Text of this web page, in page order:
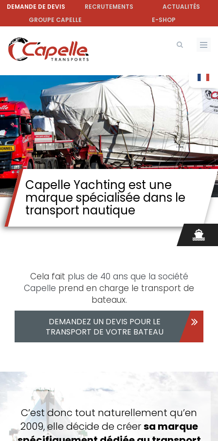
Aller
contenu
principal
DEMANDE DE DEVIS RECRUTEMENTS
ACTUALITÉS
GROUPE CAPELLE
E-SHOP
Capelle Yachting est une
marque spécialisée dans le
transport nautique
Cela fait plus de 40 ans que la société
Capelle prend en charge le transport de
bateaux.
DEMANDEZ UN DEVIS POUR LE
TRANSPORT DE VOTRE BATEAU
C’est donc tout naturellement qu’en
2009, elle décide de créersa marque